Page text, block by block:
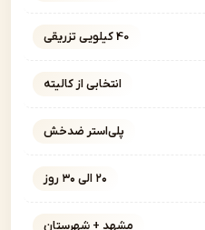
انتخابی از کالیته
پلی‌استر ضدخش
مشهد + شهرستان